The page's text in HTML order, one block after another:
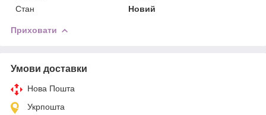
Стан
Новий
Приховати
Умови доставки
Нова Пошта
Укрпошта